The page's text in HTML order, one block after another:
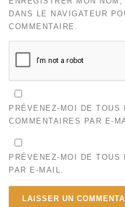
DANS LE NAVIGATEUR
COMMENTAIRE.
PRÉVENEZ-MOI DE TOUS
COMMENTAIRES PAR E-
PRÉVENEZ-MOI DE TOUS
PAR E-MAIL.